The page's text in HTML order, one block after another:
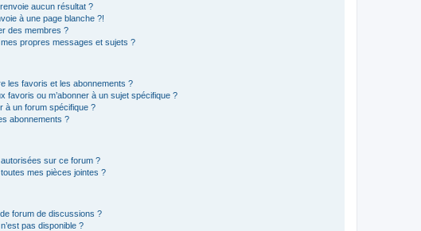
aucun résultat ?
à une page blanche ?!
des membres ?
propres messages et sujets ?
les favoris et les abonnements ?
favoris ou m’abonner à un sujet spécifique ?
à un forum spécifique ?
abonnements ?
sur ce forum ?
mes pièces jointes ?
forum de discussions ?
pas disponible ?